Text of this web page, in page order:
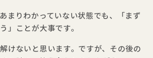
まりわかっていない状態でも、「まず
」ことが大事です。
けないと思います。ですが、その後の